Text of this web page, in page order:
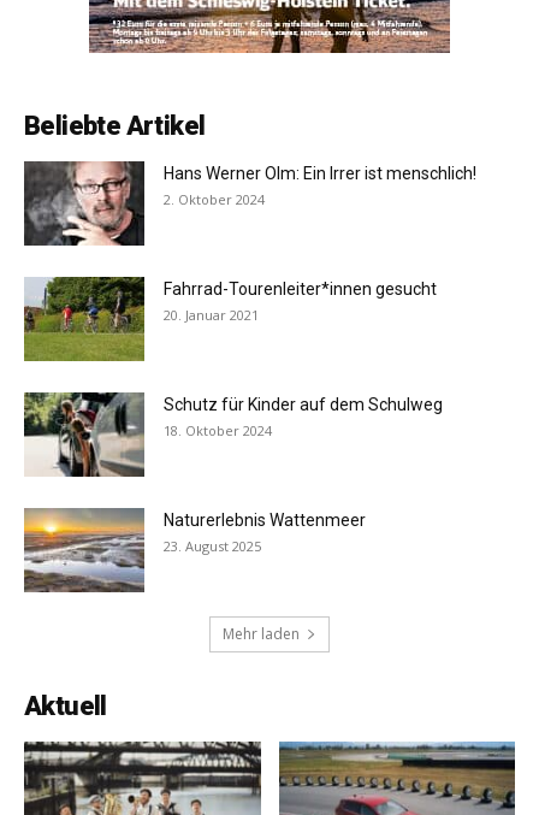
Beliebte Artikel
Hans Werner Olm: Ein Irrer ist menschlich!
2. Oktober 2024
Fahrrad-Tourenleiter*innen gesucht
20. Januar 2021
Schutz für Kinder auf dem Schulweg
18. Oktober 2024
Naturerlebnis Wattenmeer
23. August 2025
Mehr laden
Aktuell